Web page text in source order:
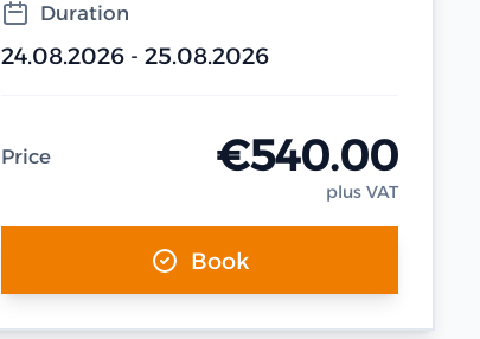
Duration
24.08.2026 - 25.08.2026
Price €540.00
plus VAT
Book